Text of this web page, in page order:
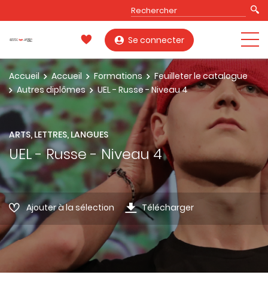
Se connecter
Accueil Accueil Formations
Feuilleter le catalogue
Autres diplômes
UEL - Russe - Niveau 4
ARTS, LETTRES, LANGUES
UEL - Russe - Niveau 4
Ajouter à la sélection Télécharger